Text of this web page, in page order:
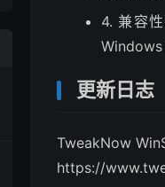
4. 兼容
Windows
更新日志
TweakNow
https://